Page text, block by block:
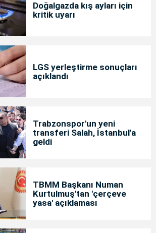
Doğalgazda kış ayları için
kritik uyarı
LGS yerleştirme sonuçları
açıklandı
Trabzonspor'un yeni
transferi Salah, İstanbul'a
geldi
TBMM Başkanı Numan
Kurtulmuş'tan 'çerçeve
yasa' açıklaması